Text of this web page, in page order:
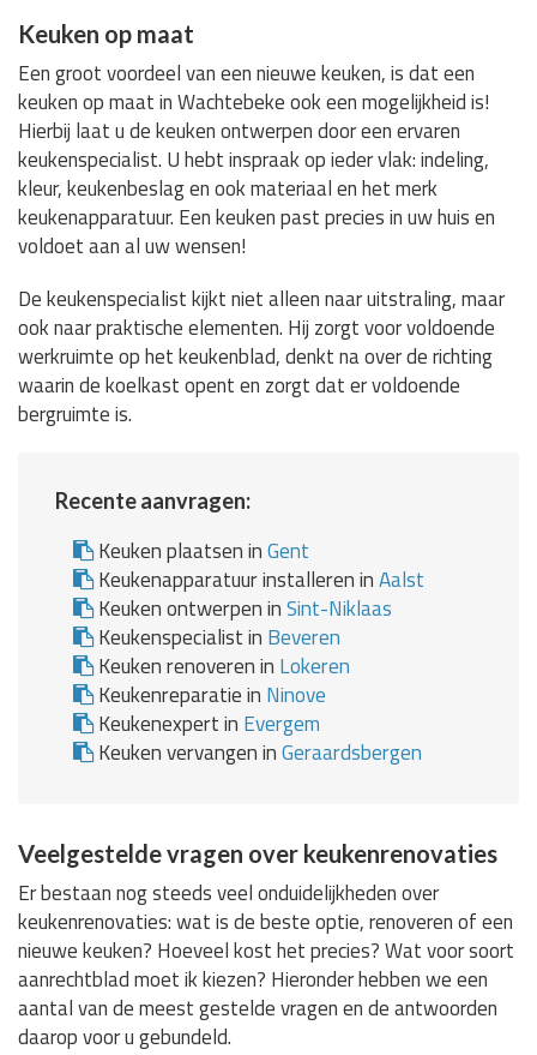
Keuken op maat
Een groot voordeel van een nieuwe keuken, is dat een
keuken op maat in Wachtebeke ook een mogelijkheid is!
Hierbij laat u de keuken ontwerpen door een ervaren
keukenspecialist. U hebt inspraak op ieder vlak: indeling,
kleur, keukenbeslag en ook materiaal en het merk
keukenapparatuur. Een keuken past precies in uw huis en
voldoet aan al uw wensen!
De keukenspecialist kijkt niet alleen naar uitstraling, maar
ook naar praktische elementen. Hij zorgt voor voldoende
werkruimte op het keukenblad, denkt na over de richting
waarin de koelkast opent en zorgt dat er voldoende
bergruimte is.
Recente aanvragen:
Keuken plaatsen inGent
Keukenapparatuur installeren inAalst
Keuken ontwerpen inSint-Niklaas
Keukenspecialist in Beveren
Keuken renoveren in Lokeren
Keukenreparatie in Ninove
Keukenexpert in Evergem
Keuken vervangen inGeraardsbergen
Veelgestelde vragen over keukenrenovaties
Er bestaan nog steeds veel onduidelijkheden over
keukenrenovaties: wat is de beste optie, renoveren of een
nieuwe keuken? Hoeveel kost het precies? Wat voor soort
aanrechtblad moet ik kiezen? Hieronder hebben we een
aantal van de meest gestelde vragen en de antwoorden
daarop voor u gebundeld.